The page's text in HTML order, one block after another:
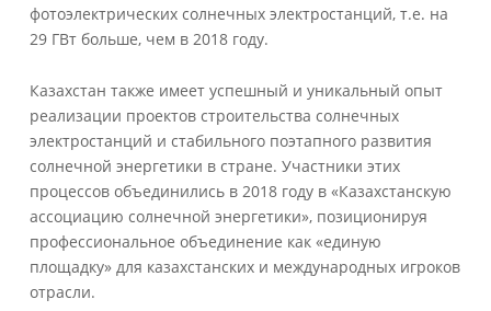
фотоэлектрических солнечных электростанций, т.е. на
29 ГВт больше, чем в 2018 году.
Казахстан также имеет успешный и уникальный опыт
реализации проектов строительства солнечных
электростанций и стабильного поэтапного развития
солнечной энергетики в стране. Участники этих
процессов объединились в 2018 году в «Казахстанскую
ассоциацию солнечной энергетики», позиционируя
профессиональное объединение как «единую
площадку» для казахстанских и международных игроков
отрасли.